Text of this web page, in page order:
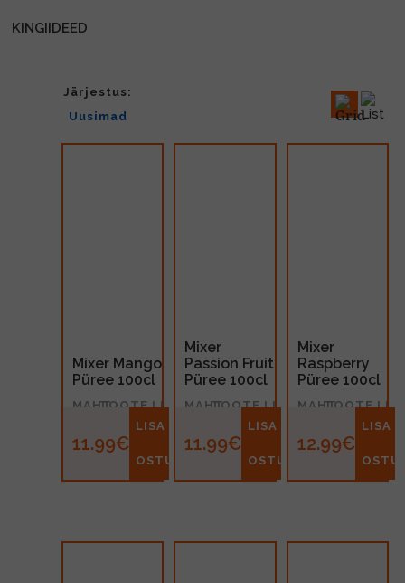
KINGIIDEED
Järjestus:
Mixer Mango
Püree 100cl
MAHTTOOTE LIIK
Püree
11.99€
LISA
OSTUKORVI
Mixer
Passion Fruit
Püree 100cl
MAHTTOOTE LIIK
Püree
11.99€
LISA
OSTUKORVI
Mixer
Raspberry
Püree 100cl
MAHTTOOTE LIIK
12.99€
LISA